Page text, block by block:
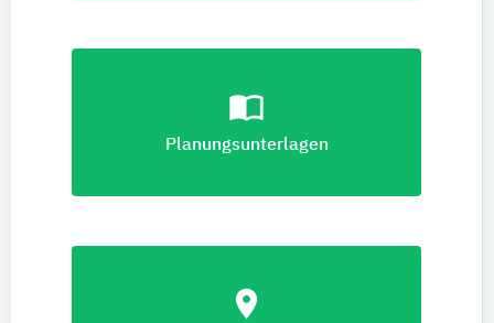
import_contacts
Planungsunterlagen
location_on